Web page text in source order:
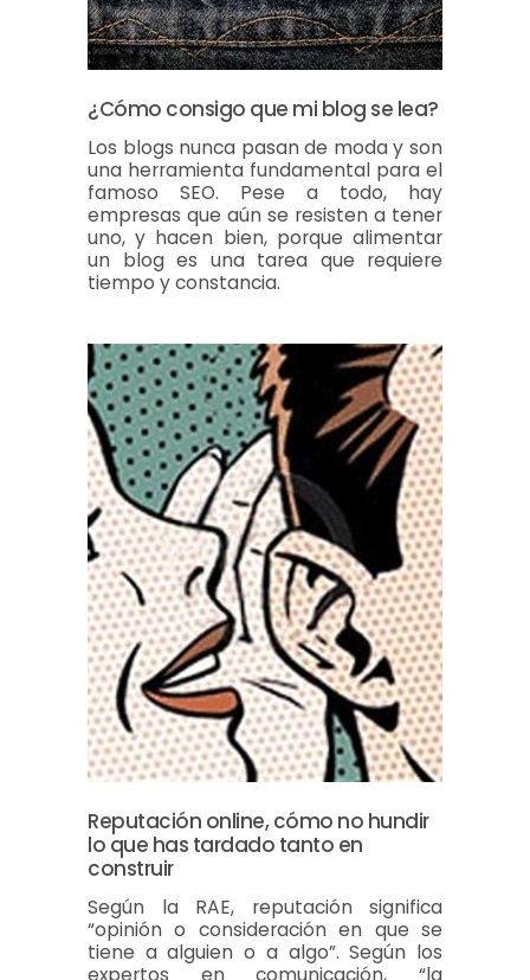
¿Cómo consigo que mi blog se lea?
Los blogs nunca pasan de moda y son
una herramienta fundamental para el
famoso SEO. Pese a todo, hay
empresas que aún se resisten a tener
uno, y hacen bien, porque alimentar
un blog es una tarea que requiere
tiempo y constancia.
Reputación online, cómo no hundir
lo que has tardado tanto en
construir
Según la RAE, reputación significa
“opinión o consideración en que se
tiene a alguien o a algo”. Según los